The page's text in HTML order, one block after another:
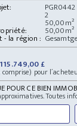
PGR0442
2
50,00m²
50,00m²
- la région :
£
pour
POUR CE BIEN
Toutes